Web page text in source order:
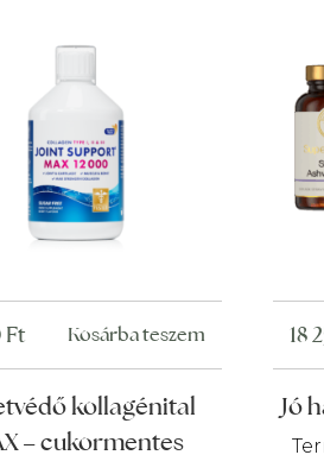
kollagénital
– cukormentes
Ft Kosárba teszem
Jó
18